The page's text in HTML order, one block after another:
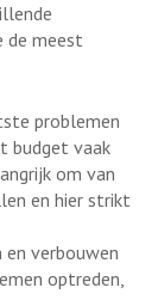
de meest
problemen
budget vaak
om van
en hier strikt
verbouwen
optreden,